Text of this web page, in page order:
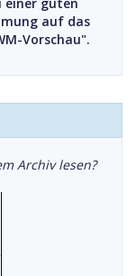
auf das
Vorschau".
Archiv lesen?